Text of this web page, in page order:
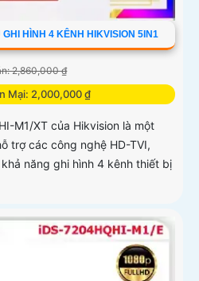
HÌNH 4 KÊNH HIKVISION 5IN1
2,860,000 ₫
Mại: 2,000,000 ₫
M1/XT của Hikvision là một
trợ các công nghệ HD-TVI,
khả năng ghi hình 4 kênh thiết bị